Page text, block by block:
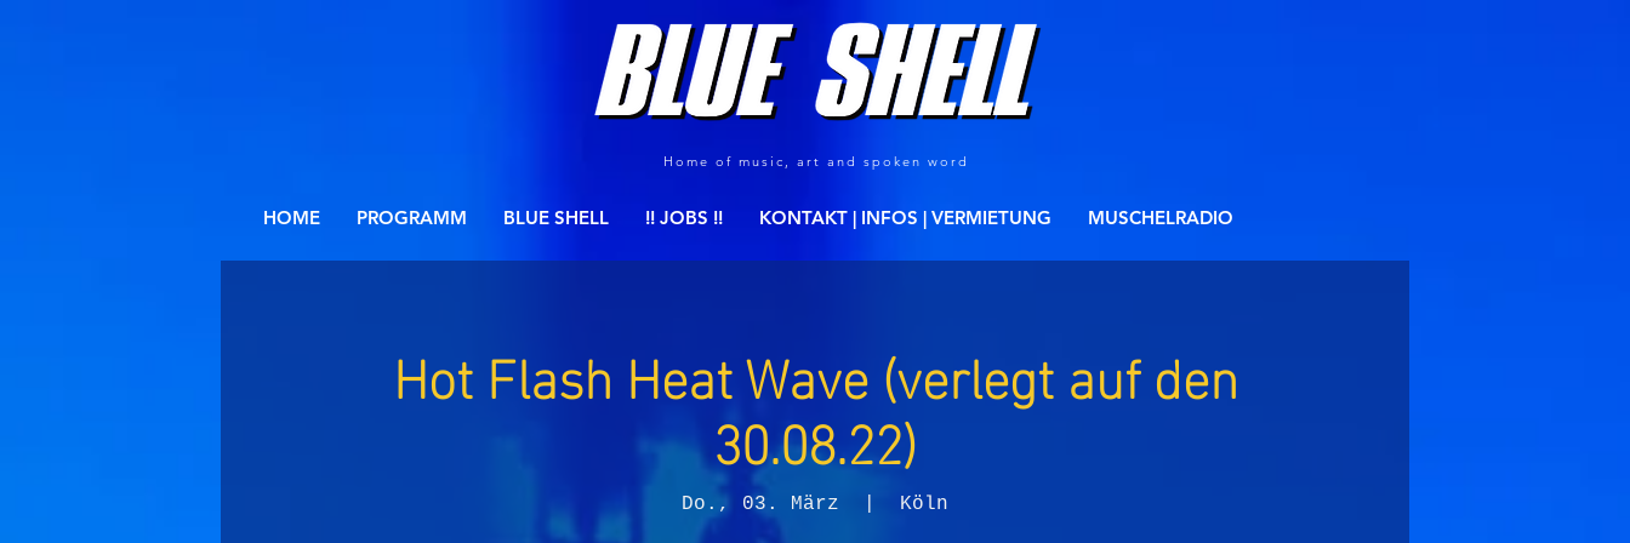
Home of music, art and spoken word
HOME PROGRAMM BLUE SHELL !! JOBS !! KONTAKT | INFOS | VERMIETUNG MUSCHELRADIO
Hot Flash Heat Wave (verlegt auf den
30.08.22)
Do., 03. März Köln